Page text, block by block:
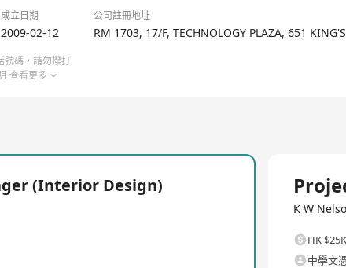
成立日期 公司註冊地址
2009-02-12 RM 1703, 17/F, TECHNOLOGY PLAZA, 651
號碼，請勿撥打
查看更多
(Interior Design)
K W
HK
中學文